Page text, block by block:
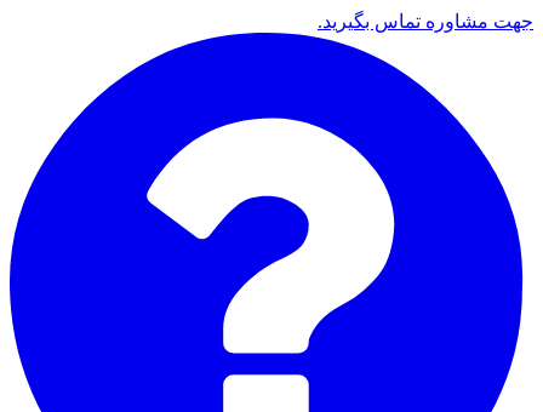
جهت مشاوره تماس بگیرید.